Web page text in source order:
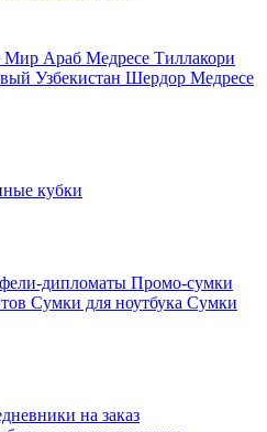
Мир Араб Медресе Тиллакори
Узбекистан Шердор Медресе
кубки
дипломаты Промо-сумки
Сумки для ноутбука Сумки
на заказ